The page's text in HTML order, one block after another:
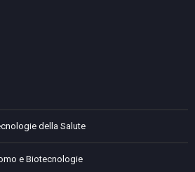
della Salute
e Biotecnologie